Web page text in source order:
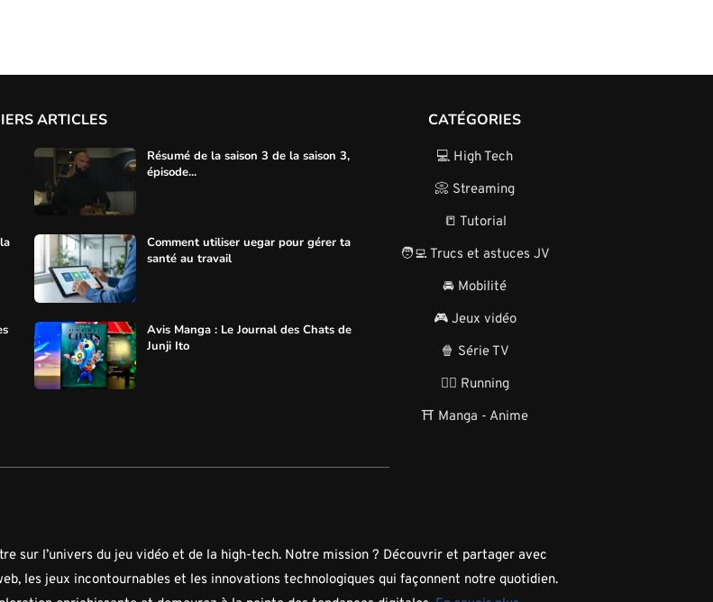
ARTICLES
Résumé de la saison 3 de la saison 3,
épisode...
Comment utiliser uegar pour gérer ta
santé au travail
Avis Manga : Le Journal des Chats de
Junji Ito
CATÉGORIES
💻 High Tech
📀 Streaming
📒 Tutorial
🧑‍💻 Trucs et astuces JV
🚘 Mobilité
🎮 Jeux vidéo
🍿 Série TV
🏃‍♂️ Running
⛩️ Manga - Anime
sur l’univers du jeu vidéo et de la high-tech. Notre mission ? Découvrir et partager avec
les jeux incontournables et les innovations technologiques qui façonnent notre quotidien.